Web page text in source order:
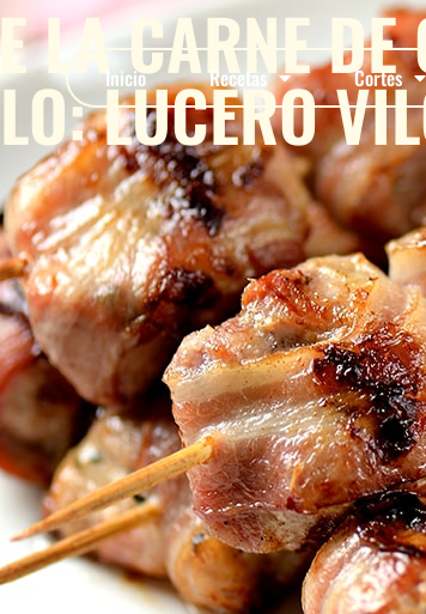
Inicio Recetas Cortes
LA CARNE DE
LUCERO